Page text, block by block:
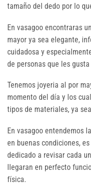
tamaño del dedo por lo
En vasagoo encontraras
mayor ya sea elegante,
cuidadosa y
de personas que les
Tenemos joyeria al por
momento del día y los
tipos de materiales, ya
En vasagoo entendemos
en buenas condiciones,
dedicado a revisar cada
llegaran en perfecto
física.